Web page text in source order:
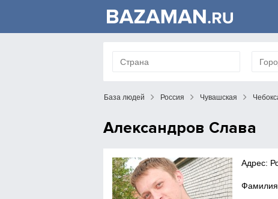
База людей Россия Чувашская
Александров Слава
Адрес: